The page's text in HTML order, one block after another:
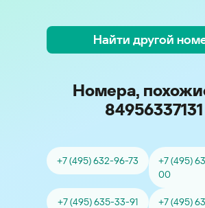
Найти другой
Номера,
84956337131
+7 (495) 632-96-73
+7 (495)
00
+7 (495) 635-33-91
+7 (495)